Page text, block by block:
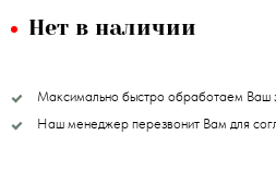
Нет в наличии
Максимально быстро обработаем Ваш
Наш менеджер перезвонит Вам для